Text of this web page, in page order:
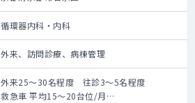
循環器内科・内科
外来、訪問診療、病棟管理
外来25～30名程度 往診3～5名程度
救急車 平均15～20台位/月